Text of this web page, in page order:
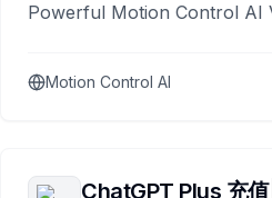
Powerful Motion Control AI
Motion Control AI
ChatGPT Plus 充